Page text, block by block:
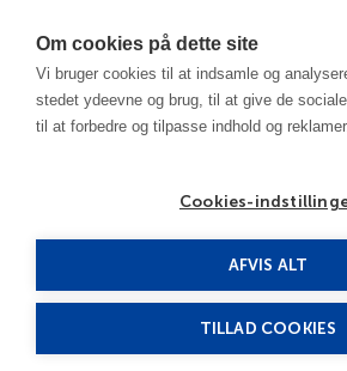
Om cookies på dette site
Vi bruger cookies til at indsamle og
stedet ydeevne og brug, til at give de
til at forbedre og tilpasse indhold og
Cookies-
AFVIS ALT
TILLAD COOKIES
Beskrivelse